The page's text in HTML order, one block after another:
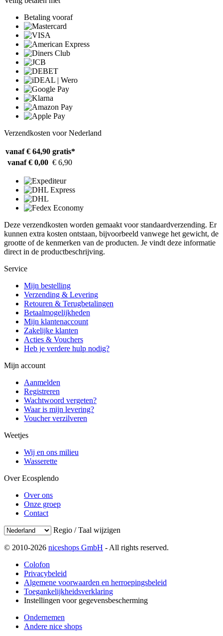
Betaling vooraf
Verzendkosten voor Nederland
vanaf € 64,90 gratis*
vanaf € 0,00 € 6,90
Deze verzendkosten worden gemaakt voor standaardverzending. Er
kunnen extra kosten ontstaan, bijvoorbeeld vanwege het gewicht, de
grootte of de kenmerken van de producten. Je vindt deze informatie
direct in de productbeschrijving.
Service
Mijn bestelling
Verzending & Levering
Retouren & Terugbetalingen
Betaalmogelijkheden
Mijn klantenaccount
Zakelijke klanten
Acties & Vouchers
Heb je verdere hulp nodig?
Mijn account
Aanmelden
Registreren
Wachtwoord vergeten?
Waar is mijn levering?
Voucher verzilveren
Weetjes
Wij en ons milieu
Wasserette
Over Ecosplendo
Over ons
Onze groep
Contact
Regio / Taal wijzigen
© 2010-2026 niceshops GmbH - All rights reserved.
Colofon
Privacybeleid
Algemene voorwaarden en herroepingsbeleid
Toegankelijkheidsverklaring
Instellingen voor gegevensbescherming
Ondernemen
Andere nice shops